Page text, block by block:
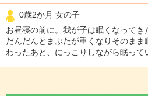
0歳2か月 女の子
お昼寝の前に。我が子は眠くなってき
だんだんとまぶたが重くなりそのま
わったあと、にっこりしながら眠って